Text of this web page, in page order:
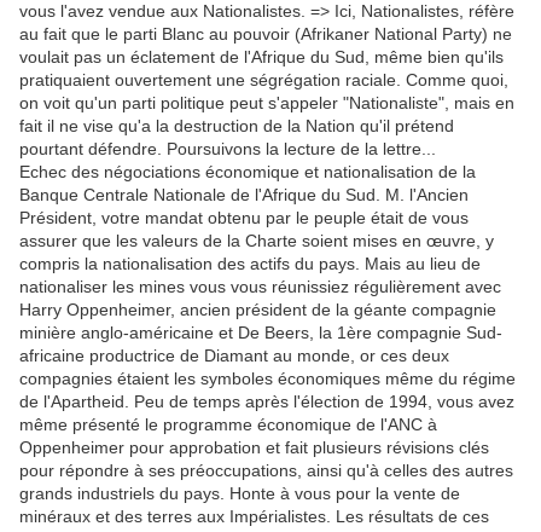
vous l'avez vendue aux Nationalistes. => Ici, Nationalistes, réfère
au fait que le parti Blanc au pouvoir (Afrikaner National Party) ne
voulait pas un éclatement de l'Afrique du Sud, même bien qu'ils
pratiquaient ouvertement une ségrégation raciale. Comme quoi,
on voit qu'un parti politique peut s'appeler "Nationaliste", mais en
fait il ne vise qu'a la destruction de la Nation qu'il prétend
pourtant défendre. Poursuivons la lecture de la lettre...
Echec des négociations économique et nationalisation de la
Banque Centrale Nationale de l'Afrique du Sud. M. l'Ancien
Président, votre mandat obtenu par le peuple était de vous
assurer que les valeurs de la Charte soient mises en œuvre, y
compris la nationalisation des actifs du pays. Mais au lieu de
nationaliser les mines vous vous réunissiez régulièrement avec
Harry Oppenheimer, ancien président de la géante compagnie
minière anglo-américaine et De Beers, la 1ère compagnie Sud-
africaine productrice de Diamant au monde, or ces deux
compagnies étaient les symboles économiques même du régime
de l'Apartheid. Peu de temps après l'élection de 1994, vous avez
même présenté le programme économique de l'ANC à
Oppenheimer pour approbation et fait plusieurs révisions clés
pour répondre à ses préoccupations, ainsi qu'à celles des autres
grands industriels du pays. Honte à vous pour la vente de
minéraux et des terres aux Impérialistes. Les résultats de ces